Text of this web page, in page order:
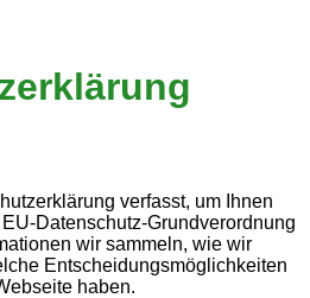
verfasst, um Ihnen
Datenschutz-Grundverordnung
wir sammeln, wie wir
Entscheidungsmöglichkeiten
haben.